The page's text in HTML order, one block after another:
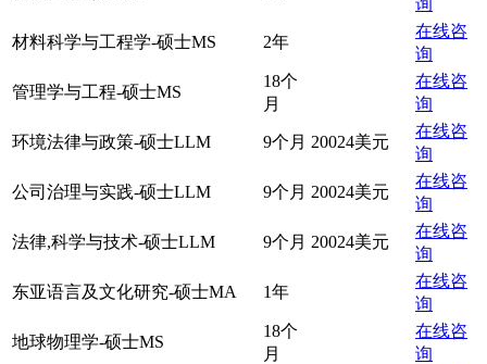
材料科学与工程学-硕士MS 2年
在线咨
询
管理学与工程-硕士MS
18个
月
在线咨
询
环境法律与政策-硕士LLM 9个月 20024美元
在线咨
询
公司治理与实践-硕士LLM 9个月 20024美元
在线咨
询
法律,科学与技术-硕士LLM 9个月 20024美元
在线咨
询
东亚语言及文化研究-硕士MA 1年
在线咨
询
地球物理学-硕士MS
18个
月
在线咨
询